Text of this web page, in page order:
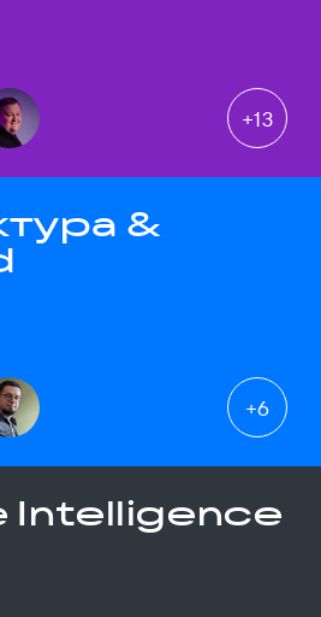
+13
&
+6
Intelligence